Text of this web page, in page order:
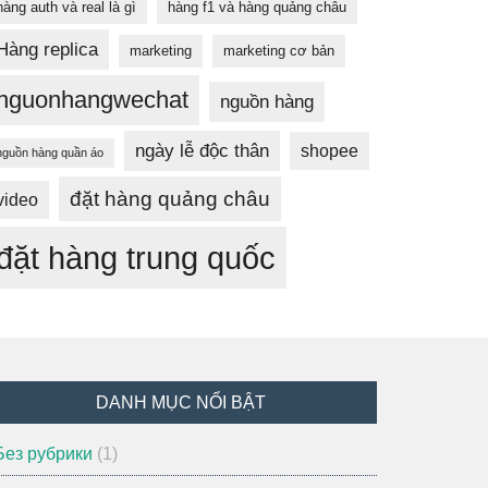
auth và real là gì hàng f1 và hàng quảng châu
replica marketing marketing cơ bản
nguồn hàng
hàng quần áo ngày lễ độc thân shopee
đặt hàng quảng châu
hàng trung quốc
DANH MỤC NỔI BẬT
рубрики (1)